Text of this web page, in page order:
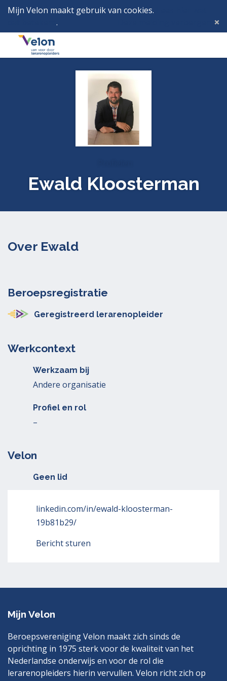
Mijn Velon maakt gebruik van cookies.
.
Menu
Ewald Kloosterman
Over Ewald
Beroepsregistratie
Geregistreerd lerarenopleider
Werkcontext
Werkzaam bij
Andere organisatie
Profiel en rol
–
Velon
Geen lid
linkedin.com/in/ewald-kloosterman-
19b81b29/
Bericht sturen
Mijn Velon
Beroepsvereniging Velon maakt zich sinds de
oprichting in 1975 sterk voor de kwaliteit van het
Nederlandse onderwijs en voor de rol die
lerarenopleiders hierin vervullen. Velon richt zich op